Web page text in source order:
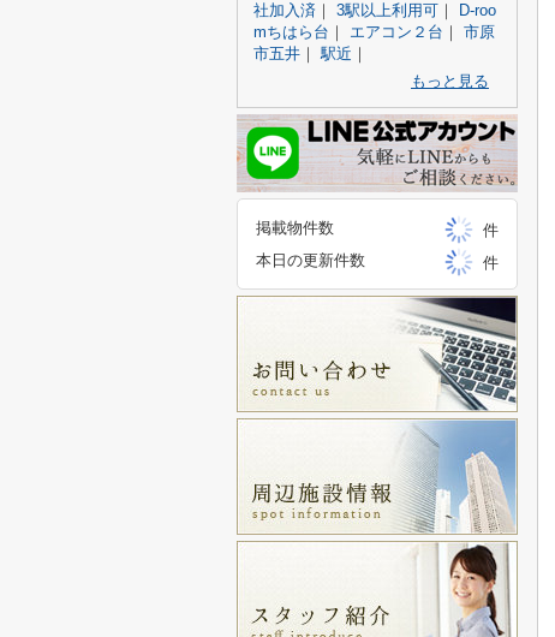
社加入済 ｜ 3駅以上利用可 ｜
D-roo
mちはら台 ｜ エアコン２台 ｜ 市原
市五井 ｜駅近 ｜
もっと見る
掲載物件数
件
本日の更新件数
件